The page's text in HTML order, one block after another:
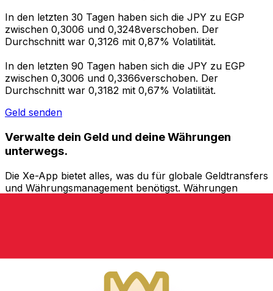
In den letzten 30 Tagen haben sich die JPY zu EGP
zwischen 0,3006 und 0,3248verschoben. Der
Durchschnitt war 0,3126 mit 0,87% Volatilität.
In den letzten 90 Tagen haben sich die JPY zu EGP
zwischen 0,3006 und 0,3366verschoben. Der
Durchschnitt war 0,3182 mit 0,67% Volatilität.
Geld senden
Verwalte dein Geld und deine Währungen
unterwegs.
Die Xe-App bietet alles, was du für globale Geldtransfers
und Währungsmanagement benötigst. Währungen